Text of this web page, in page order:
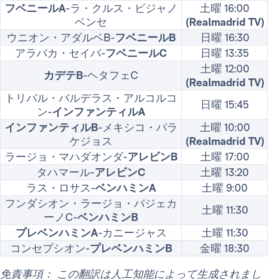
フベニールA-ラ・クルス・ビジャノ
ベンセ
土曜 16:00
(Realmadrid TV)
ウニオン・アダルベB-フベニールB
日曜 16:30
アラバカ・セイバ-フベニールC
日曜 13:35
カデテB-ヘタフェC
土曜 12:00
(Realmadrid TV)
トリバル・バルデラス・アルコルコ
ン-インファンティルA
日曜 15:45
インファンティルB-メキシコ・パラ
ケジョス
土曜 10:00
(Realmadrid TV)
ラージョ・マハダオンダ-アレビンB
土曜 17:00
タハマール-アレビンC
土曜 13:20
ラス・ロサス-ベンハミンA
土曜 9:00
フンダシオン・ラージョ・バジェカ
ーノC-ベンハミンB
土曜 11:30
プレベンハミンA-カニージャス
土曜 11:30
コンセプシオン-プレベンハミンB 金曜 18:30
免責事項： この翻訳は人工知能によって生成されまし